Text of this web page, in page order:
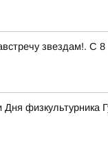
звездам!. С 8
Дня